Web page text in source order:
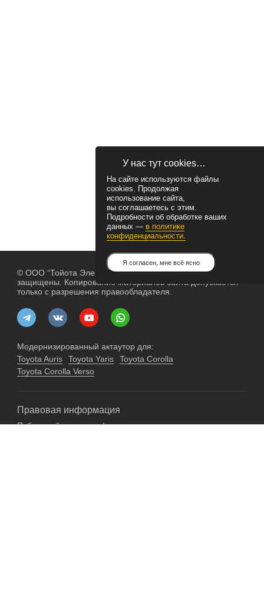
© ООО “Тойота Электрик”, 2004— 2026. Все права
защищены. Копирование материалов сайта допускается
только с разрешения правообладателя.
Модернизированный актаутор для:
Toyota Auris
Toyota Yaris
Toyota Corolla
Toyota Corolla Verso
Правовая информация
Публичный договор оферты на оказание услуг
У нас тут cookies…
На сайте используются файлы
cookies. Продолжая
использование сайта,
вы соглашаетесь с этим.
Подробности об обработке ваших
данных — в политике
конфиденциальности.
Я согласен, мне всё ясно